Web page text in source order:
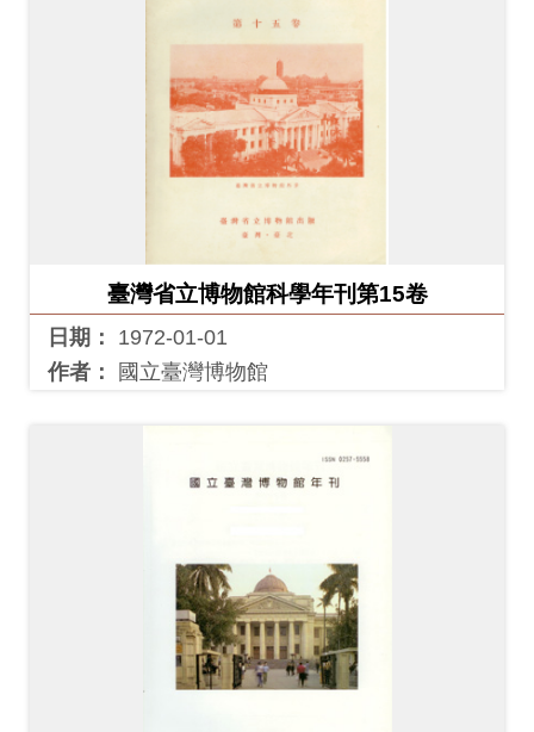
臺灣省立博物館科學年刊第15卷
日期：
1972-01-01
作者：
國立臺灣博物館